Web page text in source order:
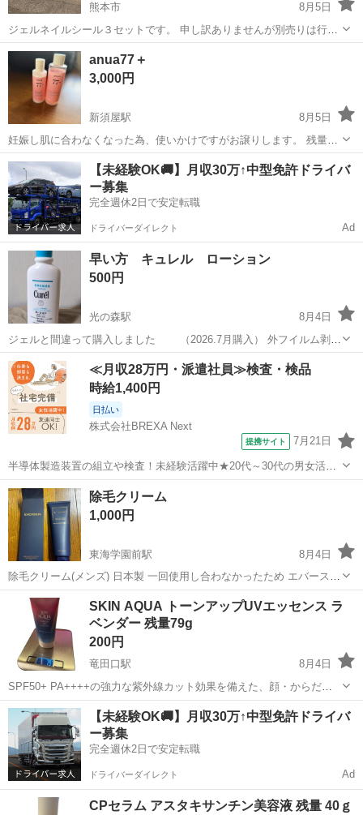
熊本市
8月5日
ジェルネイルシール３セットです。 申し訳ありませんが別売りは行い
ませんのでご了承下さい🙇‍♀️ 使用するために購入しましたが使わなかっ
たためお譲りします。 ・まとめ買いされる方にはまとめ割致します·͜·
・単品購入される方...
熊本 熊本市
anua77＋
3,000円
新須屋駅
8月5日
妊娠し肌に合わなくなった為、使いかけですがお譲りします。 残量は
写真２枚目をご覧ください。
熊本 熊本市 新須屋駅 化粧品
【未経験OK🚚】月収30万↑中型免許ドライバ
ー募集
完全週休2日で安定転職
ドライバーダイレクト Ad
早い方 キュレル ローション
500円
光の森駅
8月4日
ジェルと間違って購入しました （2026.7月購入） 外フイルム剥が
し 少し出して気づきました なので9割は入っております☆ こちらが
好きな方へ お譲り致します
熊本 合志市 光の森駅 ヘアケア
≪月収28万円・派遣社員≫検査・検品
時給1,400円
日払い
株式会社BREXA Next
提携サイト 7月21日
半導体製造装置の組立や検査！未経験活躍中★20代～30代の男女活躍
中★ワンルーム寮完備！赴任旅費会社負担！マイカー通勤OK！無料駐
車場あり！正社員登用あり！《熊本県菊池郡大津町》 人気の工場のお
仕事 ◇半導体製造装置の組立...
熊本 その他
除毛クリーム
1,000円
東海学園前駅
8月4日
除毛クリーム(メンズ) 日本製 一回使用し合わなかったため エバースキ
ン 熊本 熊本市 東海学園前駅
SKIN AQUA トーンアップUVエッセンス ラ
ベンダー 残量79g
200円
竜田口駅
8月4日
SPF50+ PA++++の強力な紫外線カット効果を備えた、顔・からだ用
のトーンアップUVエッセンスです。 - ブランド: SKIN AQUA - 商品名:
トーンアップUVエッセンスa - カラータイプ: ラベンダー -...
熊本 熊本市 竜田口駅 フェイスケア
【未経験OK🚚】月収30万↑中型免許ドライバ
ー募集
完全週休2日で安定転職
ドライバーダイレクト Ad
CPセラム アスタキサンチン美容液 残量 40ｇ